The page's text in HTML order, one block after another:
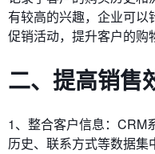
有较高的兴趣，企业可以
促销活动，提升客户的购
二、提高销售
1、整合客户信息：CRM
历史、联系方式等数据